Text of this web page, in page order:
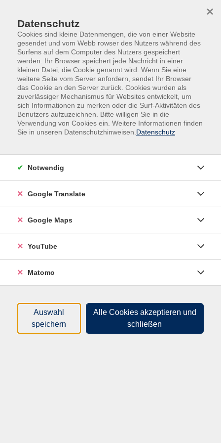
Trenner
Datenschutz
Cookies sind kleine Datenmengen, die von einer Website
gesendet und vom Webb rowser des Nutzers während des
Surfens auf dem Computer des Nutzers gespeichert
werden. Ihr Browser speichert jede Nachricht in einer
kleinen Datei, die Cookie genannt wird. Wenn Sie eine
weitere Seite vom Server anfordern, sendet Ihr Browser
das Cookie an den Server zurück. Cookies wurden als
zuverlässiger Mechanismus für Websites entwickelt, um
sich Informationen zu merken oder die Surf-Aktivitäten des
Benutzers aufzuzeichnen. Bitte willigen Sie in die
Verwendung von Cookies ein. Weitere Informationen finden
Sie in unseren Datenschutzhinweisen. Datenschutz
×
Notwendig
Google Translate
Google Maps
YouTube
Matomo
Auswahl
speichern
Alle Cookies akzeptieren und
schließen